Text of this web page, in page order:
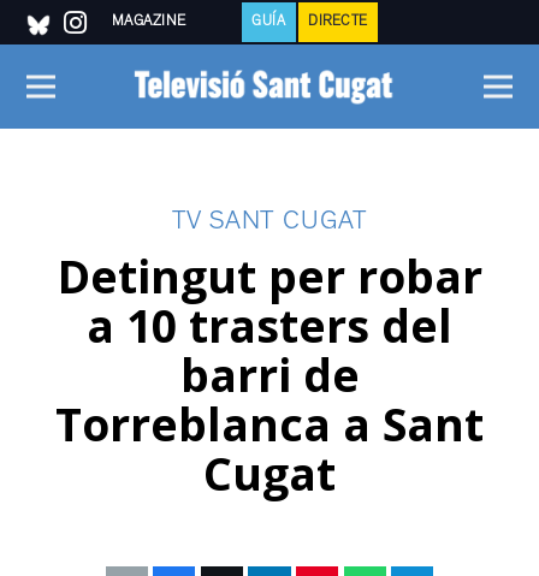
MAGAZINE GUÍA DIRECTE
TV SANT CUGAT
Detingut per robar
a 10 trasters del
barri de
Torreblanca a Sant
Cugat